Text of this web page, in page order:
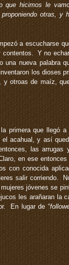
que hicimos le
otras, y
a escucharse
contentos. Y no
nueva palabra
los dioses
y otroas de maíz,
primera que llegó a
acahual, y así
las arrugas
en ese entonces
con conocida
salir corriendo.
jóvenes se
les arañaran la
En lugar de “